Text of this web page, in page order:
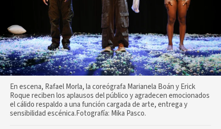
En escena, Rafael Morla, la coreógrafa Marianela Boán y Erick
Roque reciben los aplausos del público y agradecen emocionados
el cálido respaldo a una función cargada de arte, entrega y
sensibilidad escénica.Fotografía: Mika Pasco.